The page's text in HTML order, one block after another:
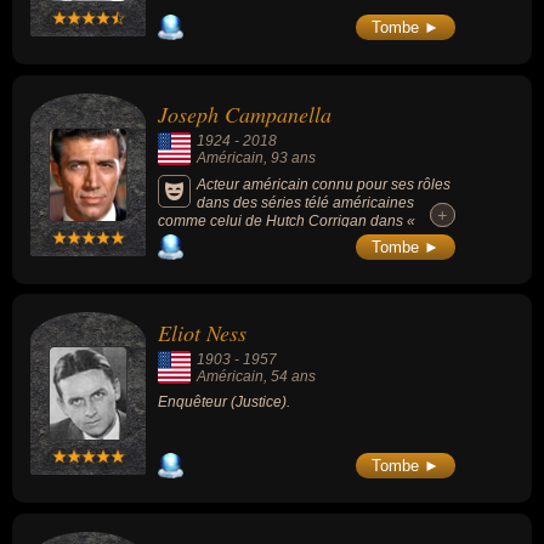
Tombe ►
Joseph Campanella
1924 - 2018
Américain , 93 ans
Acteur américain connu pour ses rôles
dans des séries télé américaines
comme celui de Hutch Corrigan dans «
Dynastie 2 : les Colby » (1985-1987) ou
encore « Amour, gloire et beauté » (1995-
+
+
Tombe ►
Eliot Ness
1903 - 1957
Américain, 54 ans
Enquêteur (Justice).
Tombe ►